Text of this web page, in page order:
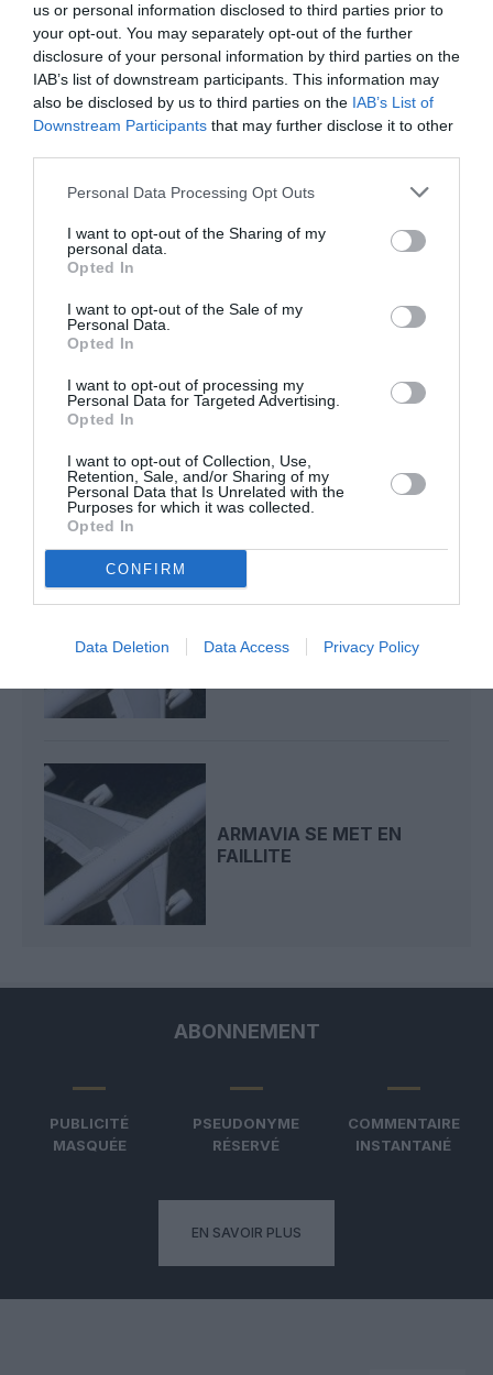
us or personal information disclosed to third parties prior to
your opt-out. You may separately opt-out of the further
disclosure of your personal information by third parties on the
IAB’s list of downstream participants. This information may
also be disclosed by us to third parties on the IAB’s List of
Downstream Participants that may further disclose it to other
Personal Data Processing Opt Outs
I want to opt-out of the Sharing of my
personal data.
Opted In
I want to opt-out of the Sale of my
Personal Data.
Opted In
I want to opt-out of processing my
Personal Data for Targeted Advertising.
Opted In
I want to opt-out of Collection, Use,
Retention, Sale, and/or Sharing of my
Personal Data that Is Unrelated with the
Purposes for which it was collected.
Opted In
CONFIRM
Data Deletion Data Access Privacy Policy
une saison record malgré le contexte géopolitique
TFFRYYZa commenté l'article :
Pointe‑à‑Pitre – Panama City : Air France ouvre un pont
aérien vers l’Amérique latine
armavia
LIRE AUSSI
EN RECHERCHE DE
COMPAGNIES
ARMAVIA SE MET EN
FAILLITE
ABONNEMENT
PUBLICITÉ
MASQUÉE
PSEUDONYME
RÉSERVÉ
COMMENTAIRE
INSTANTANÉ
EN SAVOIR PLUS